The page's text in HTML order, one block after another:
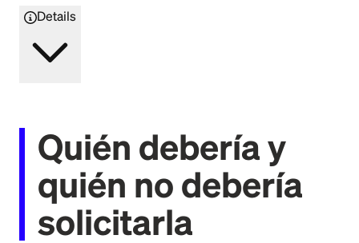
Details
Quién debería y
quién no debería
solicitarla